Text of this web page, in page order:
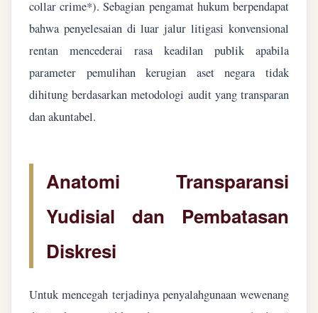
collar crime*). Sebagian pengamat hukum berpendapat
bahwa penyelesaian di luar jalur litigasi konvensional
rentan mencederai rasa keadilan publik apabila
parameter pemulihan kerugian aset negara tidak
dihitung berdasarkan metodologi audit yang transparan
dan akuntabel.
Anatomi Transparansi
Yudisial dan Pembatasan
Diskresi
Untuk mencegah terjadinya penyalahgunaan wewenang